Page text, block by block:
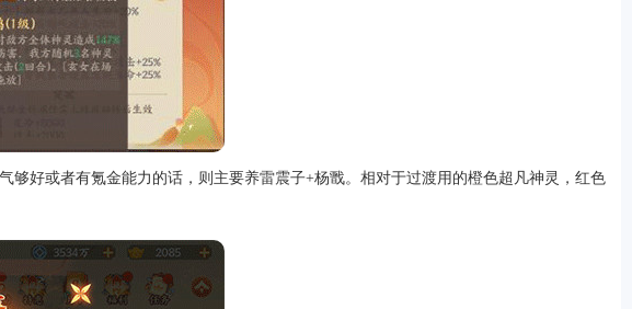
好或者有氪金能力的话，则主要养雷震子+杨戬。相对于过渡用的橙色超凡神灵，红色